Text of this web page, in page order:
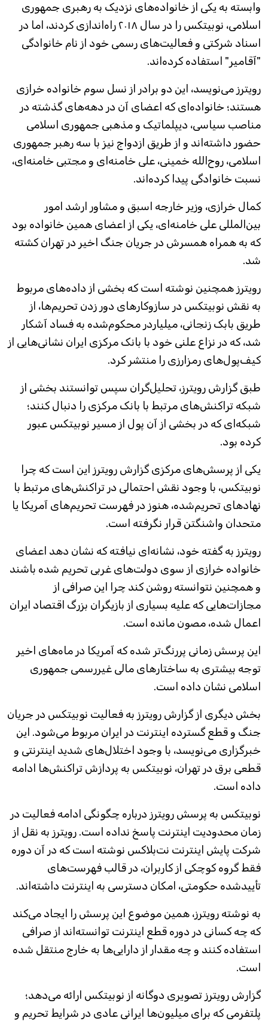
وابسته به یکی از خانواده‌های نزدیک به رهبری جمهوری
اسلامی، نوبیتکس را در سال ۲۰۱۸ راه‌اندازی کردند، اما در
اسناد شرکتی و فعالیت‌های رسمی خود از نام خانوادگی
"آقامیر" استفاده کرده‌اند.
رویترز می‌نویسد، این دو برادر از نسل سوم خانواده خرازی
هستند؛ خانواده‌ای که اعضای آن در دهه‌های گذشته در
مناصب سیاسی، دیپلماتیک و مذهبی جمهوری اسلامی
حضور داشته‌اند و از طریق ازدواج نیز با سه رهبر جمهوری
اسلامی، روح‌الله خمینی، علی خامنه‌ای و مجتبی خامنه‌ای،
نسبت خانوادگی پیدا کرده‌اند.
کمال خرازی، وزیر خارجه اسبق و مشاور ارشد امور
بین‌المللی علی خامنه‌ای، یکی از اعضای همین خانواده بود
که به همراه همسرش در جریان جنگ اخیر در تهران کشته
شد.
رویترز همچنین نوشته است که بخشی از داده‌های مربوط
به نقش نوبیتکس در سازوکارهای دور زدن تحریم‌ها، از
طریق بابک زنجانی، میلیاردر محکوم‌شده به فساد آشکار
شد، که در نزاع علنی خود با بانک مرکزی ایران نشانی‌هایی از
کیف‌پول‌های رمزارزی را منتشر کرد.
طبق گزارش رویترز، تحلیل‌گران سپس توانستند بخشی از
شبکه تراکنش‌های مرتبط با بانک مرکزی را دنبال کنند؛
شبکه‌ای که در بخشی از آن پول از مسیر نوبیتکس عبور
کرده بود.
یکی از پرسش‌های مرکزی گزارش رویترز این است که چرا
نوبیتکس، با وجود نقش احتمالی در تراکنش‌های مرتبط با
نهادهای تحریم‌شده، هنوز در فهرست تحریم‌های آمریکا یا
متحدان واشنگتن قرار نگرفته است.
رویترز به گفته خود، نشانه‌ای نیافته که نشان دهد اعضای
خانواده خرازی از سوی دولت‌های غربی تحریم شده باشند
و همچنین نتوانسته روشن کند چرا این صرافی از
مجازات‌هایی که علیه بسیاری از بازیگران بزرگ اقتصاد ایران
اعمال شده، مصون مانده است.
این پرسش زمانی پررنگ‌تر شده که آمریکا در ماه‌های اخیر
توجه بیشتری به ساختارهای مالی غیررسمی جمهوری
اسلامی نشان داده است.
بخش دیگری از گزارش رویترز به فعالیت نوبیتکس در جریان
جنگ و قطع گسترده اینترنت در ایران مربوط می‌شود. این
خبرگزاری می‌نویسد، با وجود اختلال‌های شدید اینترنتی و
قطعی برق در تهران، نوبیتکس به پردازش تراکنش‌ها ادامه
داده است.
نوبیتکس به پرسش رویترز درباره چگونگی ادامه فعالیت در
زمان محدودیت اینترنت پاسخ نداده است. رویترز به نقل از
شرکت پایش اینترنت نت‌بلاکس نوشته است که در آن دوره
فقط گروه کوچکی از کاربران، در قالب فهرست‌های
تأییدشده حکومتی، امکان دسترسی به اینترنت داشته‌اند.
به نوشته رویترز، همین موضوع این پرسش را ایجاد می‌کند
که چه کسانی در دوره قطع اینترنت توانسته‌اند از صرافی
استفاده کنند و چه مقدار از دارایی‌ها به خارج منتقل شده
است.
گزارش رویترز تصویری دوگانه از نوبیتکس ارائه می‌دهد؛
پلتفرمی که برای میلیون‌ها ایرانی عادی در شرایط تحریم و